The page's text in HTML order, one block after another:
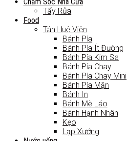
Chăm Sóc Nhà Cửa
Tẩy Rửa
Food
Tân Huê Viên
Bánh Pía
Bánh Pía Ít Đường
Bánh Pía Kim Sa
Bánh Pía Chay
Bánh Pía Chay Mini
Bánh Pía Mặn
Bánh In
Bánh Mè Láo
Bánh Hạnh Nhân
Kẹo
Lạp Xưởng